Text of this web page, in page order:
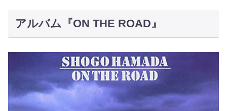
アルバム『ON THE ROAD』